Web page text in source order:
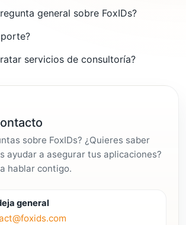
general sobre FoxIDs?
servicios de consultoría?
sobre FoxIDs? ¿Quieres saber
ayudar a asegurar tus aplicaciones?
hablar contigo.
general